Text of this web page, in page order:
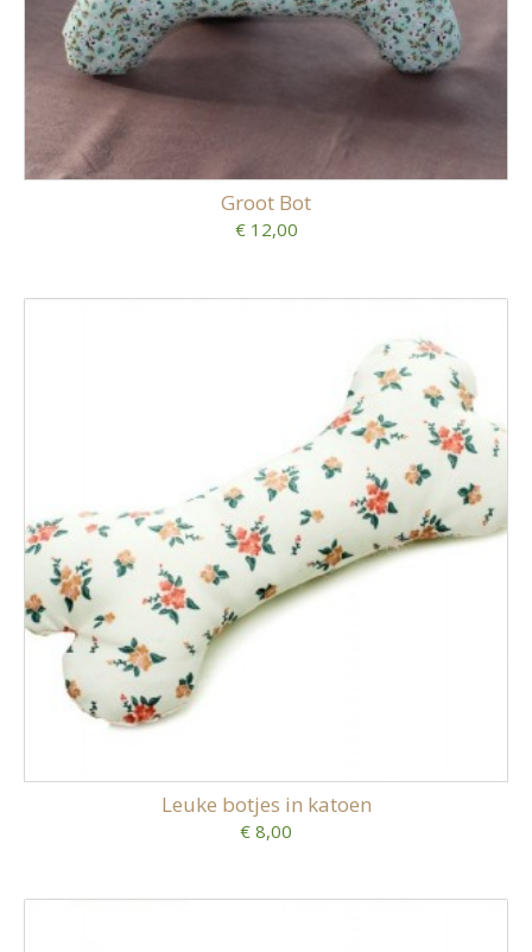
Groot Bot
€ 12,00
Leuke botjes in katoen
€ 8,00